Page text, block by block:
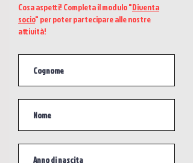
Cosa aspetti! Completa il modulo "Diventa
socio" per poter partecipare alle nostre
attività!